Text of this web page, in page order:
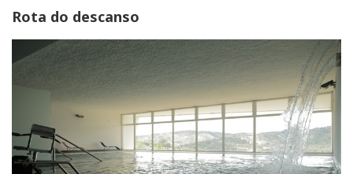
Rota do descanso